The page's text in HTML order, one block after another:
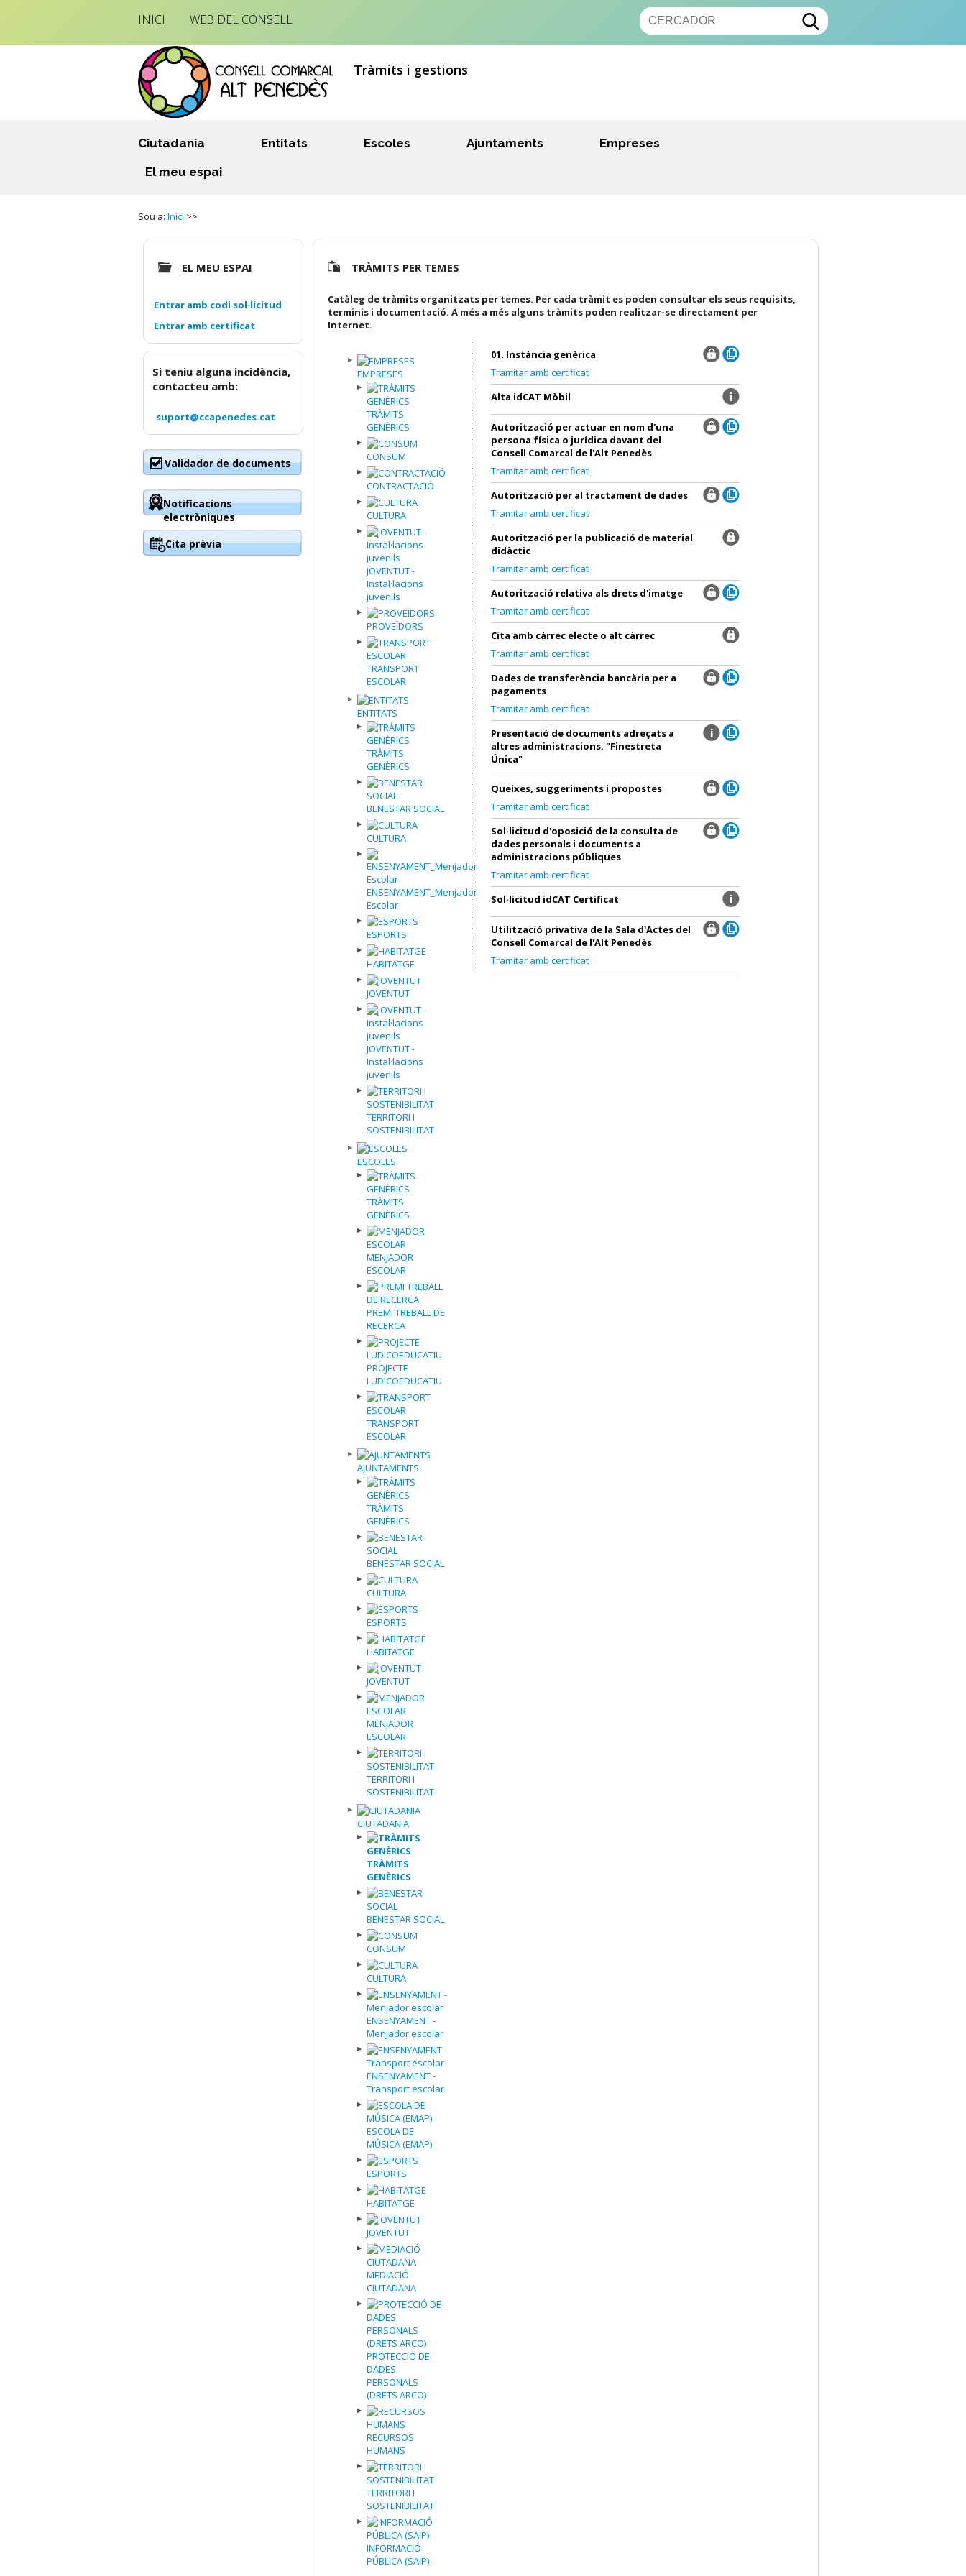
INICI WEB DEL CONSELL
Tràmits i gestions
Ciutadania Entitats Escoles Ajuntaments
Empreses
El meu espai
Sou a: Inici >>
TRÀMITS PER TEMES
Catàleg de tràmits organitzats per temes. Per cada tràmit es poden consultar els seus requisits,
terminis i documentació. A més a més alguns tràmits poden realitzar-se directament per
Internet.
EMPRESES
TRÀMITS
GENÈRICS
CONSUM
CONTRACTACIÓ
CULTURA
JOVENTUT -
Instal·lacions
juvenils
PROVEÏDORS
TRANSPORT
ESCOLAR
ENTITATS
TRÀMITS
GENÈRICS
BENESTAR SOCIAL
CULTURA
ENSENYAMENT_Menjador
Escolar
ESPORTS
HABITATGE
JOVENTUT
JOVENTUT -
Instal·lacions
juvenils
TERRITORI I
SOSTENIBILITAT
ESCOLES
TRÀMITS
GENÈRICS
MENJADOR
ESCOLAR
PREMI TREBALL DE
RECERCA
PROJECTE
LUDICOEDUCATIU
TRANSPORT
ESCOLAR
AJUNTAMENTS
TRÀMITS
GENÈRICS
BENESTAR SOCIAL
CULTURA
ESPORTS
HABITATGE
JOVENTUT
MENJADOR
ESCOLAR
TERRITORI I
SOSTENIBILITAT
CIUTADANIA
TRÀMITS
GENÈRICS
BENESTAR SOCIAL
CONSUM
CULTURA
ENSENYAMENT -
Menjador escolar
ENSENYAMENT -
Transport escolar
ESCOLA DE
MÚSICA (EMAP)
ESPORTS
HABITATGE
JOVENTUT
MEDIACIÓ
CIUTADANA
PROTECCIÓ DE
DADES
PERSONALS
(DRETS ARCO)
RECURSOS
HUMANS
TERRITORI I
SOSTENIBILITAT
INFORMACIÓ
PÚBLICA (SAIP)
01. Instància genèrica
Tramitar amb certificat
Alta idCAT Mòbil
Autorització per actuar en nom d'una
persona física o jurídica davant del
Consell Comarcal de l'Alt Penedès
Tramitar amb certificat
Autorització per al tractament de dades
Tramitar amb certificat
Autorització per la publicació de material
didàctic
Tramitar amb certificat
Autorització relativa als drets d'imatge
Tramitar amb certificat
Cita amb càrrec electe o alt càrrec
Tramitar amb certificat
Dades de transferència bancària per a
pagaments
Tramitar amb certificat
Presentació de documents adreçats a
altres administracions. "Finestreta
Única"
Queixes, suggeriments i propostes
Tramitar amb certificat
Sol·licitud d'oposició de la consulta de
dades personals i documents a
administracions públiques
Tramitar amb certificat
Sol·licitud idCAT Certificat
Utilització privativa de la Sala d'Actes del
Consell Comarcal de l'Alt Penedès
Tramitar amb certificat
EL MEU ESPAI
Entrar amb codi sol·licitud
Si teniu alguna incidència,
contacteu amb:
suport@ccapenedes.cat
Validador de documents
Notificacions
electròniques
Cita prèvia